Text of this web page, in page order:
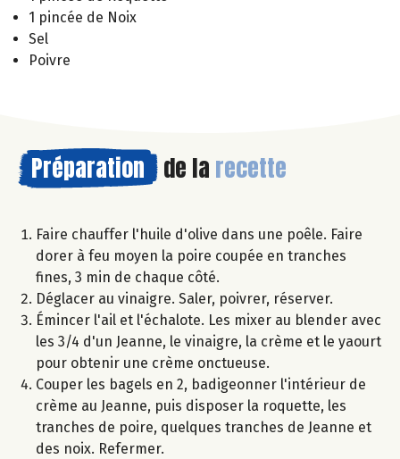
1 pincée de Noix
Sel
Poivre
Préparation de la recette
Faire chauffer l'huile d'olive dans une poêle. Faire
dorer à feu moyen la poire coupée en tranches
fines, 3 min de chaque côté.
Déglacer au vinaigre. Saler, poivrer, réserver.
Émincer l'ail et l'échalote. Les mixer au blender avec
les 3/4 d'un Jeanne, le vinaigre, la crème et le yaourt
pour obtenir une crème onctueuse.
Couper les bagels en 2, badigeonner l'intérieur de
crème au Jeanne, puis disposer la roquette, les
tranches de poire, quelques tranches de Jeanne et
des noix. Refermer.